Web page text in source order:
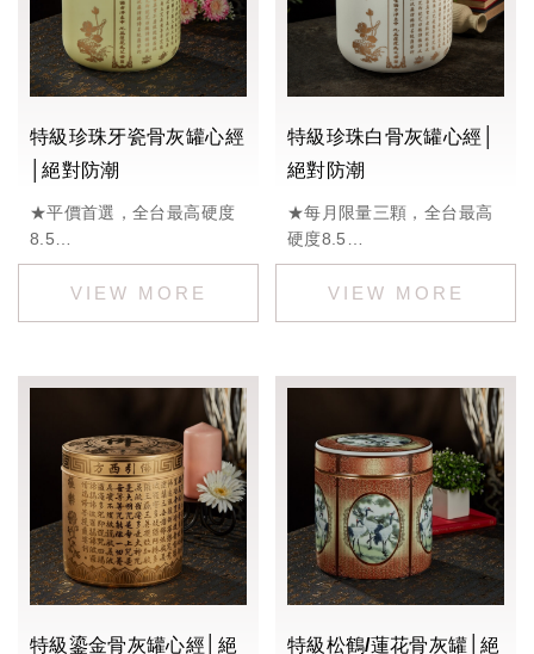
特級珍珠牙瓷骨灰罐心經
│絕對防潮
★平價首選，全台最高硬度
8.5
定價：28000 ※可客製無經
特級珍珠白骨灰罐心經│
絕對防潮
★每月限量三顆，全台最高
硬度8.5
定價：32000
特級鎏金骨灰罐心經│絕
特級松鶴/蓮花骨灰罐│絕